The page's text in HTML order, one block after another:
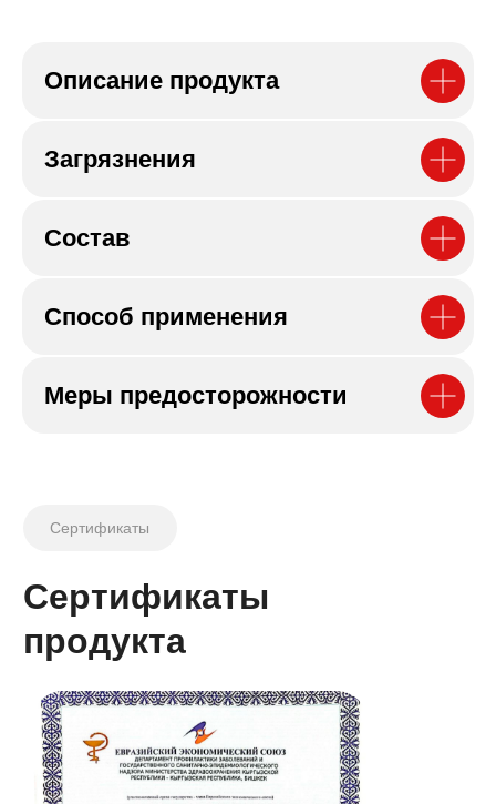
Описание продукта
Загрязнения
Состав
Способ применения
Меры предосторожности
+7 (499) 390-24-10